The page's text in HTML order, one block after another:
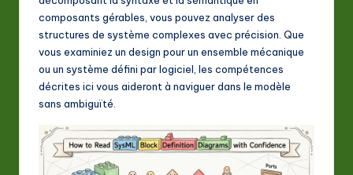
A
&
S
ft
composants gérables, vous pouvez analyser des
structures de système complexes avec précision. Que
vous examiniez un design pour un ensemble mécanique
ou un système défini par logiciel, les compétences
décrites ici vous aideront à naviguer dans le modèle
sans ambiguïté.